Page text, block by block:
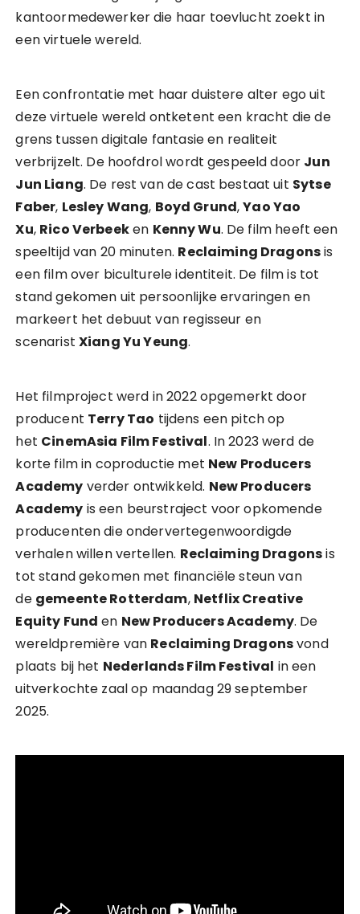
kantoormedewerker die haar toevlucht zoekt in
een virtuele wereld.
Een confrontatie met haar duistere alter ego uit
deze virtuele wereld ontketent een kracht die de
grens tussen digitale fantasie en realiteit
verbrijzelt. De hoofdrol wordt gespeeld door Jun
Jun Liang. De rest van de cast bestaat uit Sytse
Faber, Lesley Wang, Boyd Grund,Yao Yao
Xu, Rico Verbeeken Kenny Wu. De film heeft een
speeltijd van 20 minuten. Reclaiming Dragonsis
een film over biculturele identiteit. De film is tot
stand gekomen uit persoonlijke ervaringen en
markeert het debuut van regisseur en
scenarist Xiang Yu Yeung.
Het filmproject werd in 2022 opgemerkt door
producent Terry Tao tijdens een pitch op
het CinemAsia Film Festival. In 2023 werd de
korte film in coproductie met New Producers
Academy verder ontwikkeld. New Producers
Academy is een beurstraject voor opkomende
producenten die ondervertegenwoordigde
verhalen willen vertellen. Reclaiming Dragonsis
tot stand gekomen met financiële steun van
de gemeente Rotterdam, Netflix Creative
Equity Fund en New Producers Academy. De
wereldpremière van Reclaiming Dragonsvond
plaats bij het Nederlands Film Festival in een
uitverkochte zaal op maandag 29 september
2025.